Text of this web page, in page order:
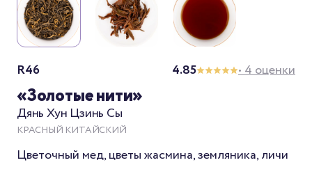
«Золотые нити»
Дянь Хун Цзинь Сы
КРАСНЫЙ КИТАЙСКИЙ
R46 4.85 • 4 оценки
Цветочный мед, цветы жасмина, земляника, личи